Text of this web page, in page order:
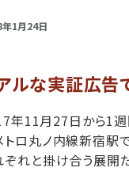
1月24日
ルな実証広
年11月27日から1週
トロ丸ノ内線新宿駅
ぞれと掛け合う展開